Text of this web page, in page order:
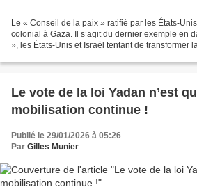
Le « Conseil de la paix » ratifié par les États-
colonial à Gaza. Il s’agit du dernier exemple en
», les États-Unis et Israël tentant de transformer
Le vote de la loi Yadan n’est
mobilisation continue !
Publié le 29/01/2026 à 05:26
Par Gilles Munier